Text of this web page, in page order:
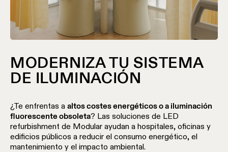
MODERNIZA TU SISTEMA
DE ILUMINACIÓN
¿Te enfrentas a altos costes energéticos o a iluminación
fluorescente obsoleta? Las soluciones de LED
refurbishment de Modular ayudan a hospitales, oficinas y
edificios públicos a reducir el consumo energético, el
mantenimiento y el impacto ambiental.